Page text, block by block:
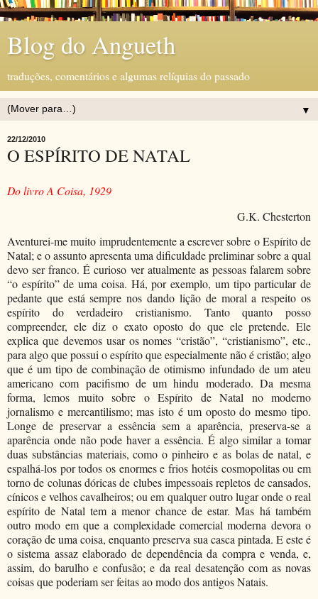
Blog do Angueth
traduções, comentários e algumas relíquias do passado
▼
22/12/2010
O ESPÍRITO DE NATAL
Do livro A Coisa, 1929
G.K. Chesterton
Aventurei-me muito imprudentemente a escrever sobre o Espírito de
Natal; e o assunto apresenta uma dificuldade preliminar sobre a qual
devo ser franco. É curioso ver atualmente as pessoas falarem sobre
“o espírito” de uma coisa. Há, por exemplo, um tipo particular de
pedante que está sempre nos dando lição de moral a respeito os
espírito do verdadeiro cristianismo. Tanto quanto posso
compreender, ele diz o exato oposto do que ele pretende. Ele
explica que devemos usar os nomes “cristão”, “cristianismo”, etc.,
para algo que possui o espírito que especialmente não é cristão; algo
que é um tipo de combinação de otimismo infundado de um ateu
americano com pacifismo de um hindu moderado. Da mesma
forma, lemos muito sobre o Espírito de Natal no moderno
jornalismo e mercantilismo; mas isto é um oposto do mesmo tipo.
Longe de preservar a essência sem a aparência, preserva-se a
aparência onde não pode haver a essência. É algo similar a tomar
duas substâncias materiais, como o pinheiro e as bolas de natal, e
espalhá-los por todos os enormes e frios hotéis cosmopolitas ou em
torno de colunas dóricas de clubes impessoais repletos de cansados,
cínicos e velhos cavalheiros; ou em qualquer outro lugar onde o real
espírito de Natal tem a menor chance de estar. Mas há também
outro modo em que a complexidade comercial moderna devora o
coração de uma coisa, enquanto preserva sua casca pintada. E este é
o sistema assaz elaborado de dependência da compra e venda, e,
assim, do barulho e confusão; e da real desatenção com as novas
coisas que poderiam ser feitas ao modo dos antigos Natais.